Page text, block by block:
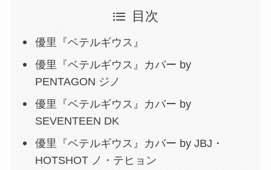
目次
優里『ベテルギウス』
優里『ベテルギウス』カバー by
PENTAGON ジノ
優里『ベテルギウス』カバー by
SEVENTEEN DK
優里『ベテルギウス』カバー by JBJ・
HOTSHOT ノ・テヒョン